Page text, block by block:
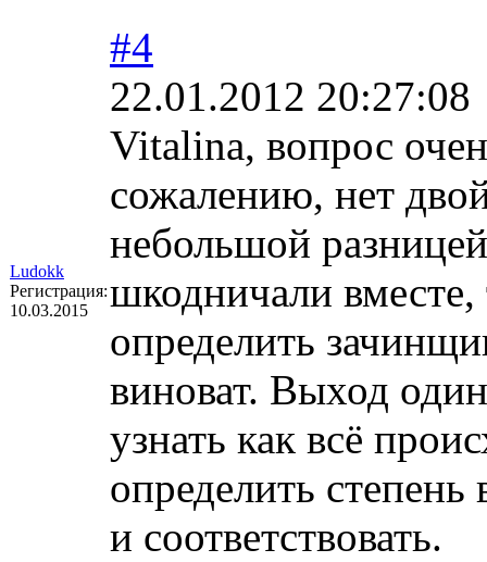
Ludokk
Регистрация:
10.03.2015
#4
22.01.2012 20:27:08
Vitalina, вопрос
сожалению, нет
небольшой
шкодничали вместе,
определить
виноват. Выход
узнать как всё
определить
и соответствовать.